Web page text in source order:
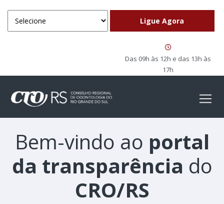
Das 09h às 12h e das 13h às
17h
Bem-vindo ao portal
da transparência do
CRO/RS